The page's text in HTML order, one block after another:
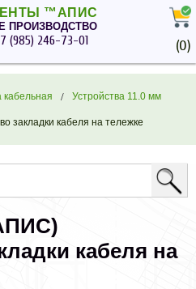
™АПИС
ПРОИЗВОДСТВО
(985) 246-73-01 (0)
кабельная
Устройства 11.0 мм
закладки кабеля на тележке
кабеля на